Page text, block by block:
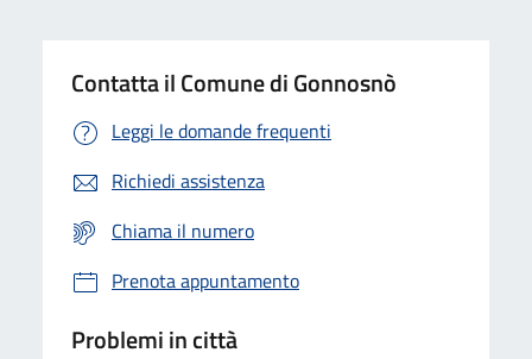
Contatta il Comune di Gonnosnò
Leggi le domande frequenti
Richiedi assistenza
Chiama il numero
Prenota appuntamento
Problemi in città